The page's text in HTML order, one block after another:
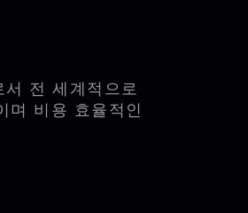
전 세계적으로
며 비용 효율적인